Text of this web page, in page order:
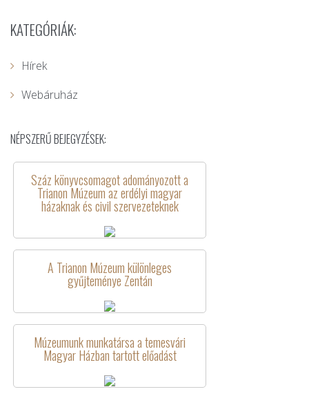
KATEGÓRIÁK:
Hírek
Webáruház
NÉPSZERŰ BEJEGYZÉSEK:
Száz könyvcsomagot adományozott a
Trianon Múzeum az erdélyi magyar
házaknak és civil szervezeteknek
A Trianon Múzeum különleges
gyűjteménye Zentán
Múzeumunk munkatársa a temesvári
Magyar Házban tartott előadást